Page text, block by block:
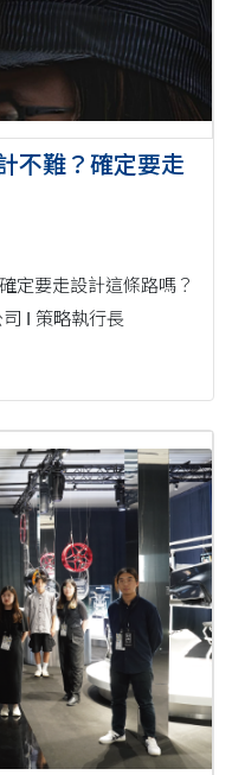
I 策略執行長